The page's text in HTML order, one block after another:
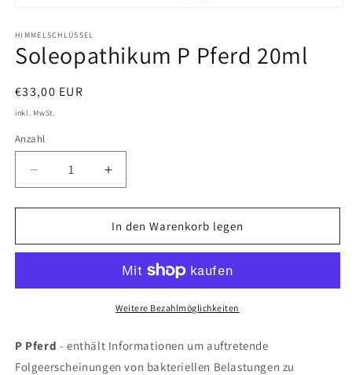
in
Modal
öffnen
HIMMELSCHLÜSSEL
Soleopathikum P Pferd 20ml
Normaler
Preis
€33,00 EUR
inkl. MwSt.
Anzahl
Verringere
die
Menge
Soleopathikum
20ml
Erhöhe
die
Menge
für
Soleopathikum
Pferd
20ml
In den Warenkorb legen
Weitere Bezahlmöglichkeiten
P Pferd - enthält Informationen um auftretende
Folgeerscheinungen von bakteriellen Belastungen zu